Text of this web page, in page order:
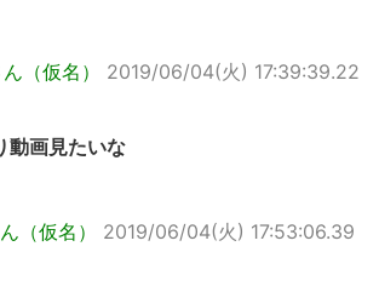
（仮名）
2019/06/04(火) 17:39:39.22
動画見たいな
（仮名）
2019/06/04(火) 17:53:06.39